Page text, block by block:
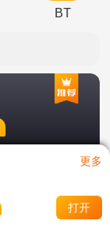
BT
更多
打开